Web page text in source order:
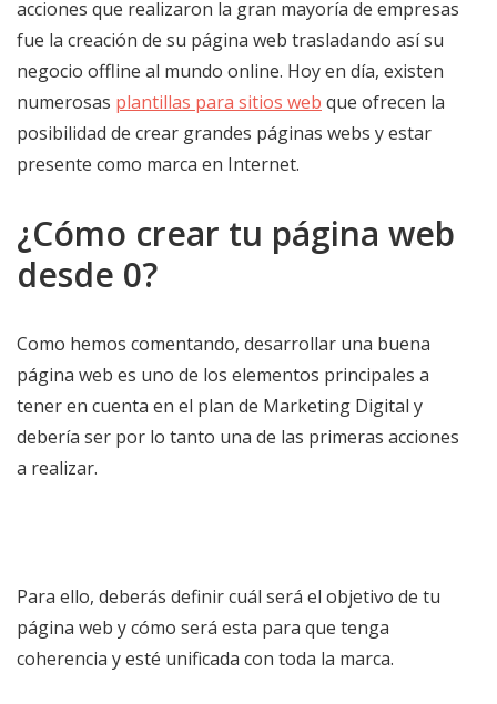
acciones que realizaron la gran mayoría de empresas
fue la creación de su página web trasladando así su
negocio offline al mundo online. Hoy en día, existen
numerosas plantillas para sitios web que ofrecen la
posibilidad de crear grandes páginas webs y estar
presente como marca en Internet.
¿Cómo crear tu página web
desde 0?
Como hemos comentando, desarrollar una buena
página web es uno de los elementos principales a
tener en cuenta en el plan de Marketing Digital y
debería ser por lo tanto una de las primeras acciones
a realizar.
Para ello, deberás definir cuál será el objetivo de tu
página web y cómo será esta para que tenga
coherencia y esté unificada con toda la marca.